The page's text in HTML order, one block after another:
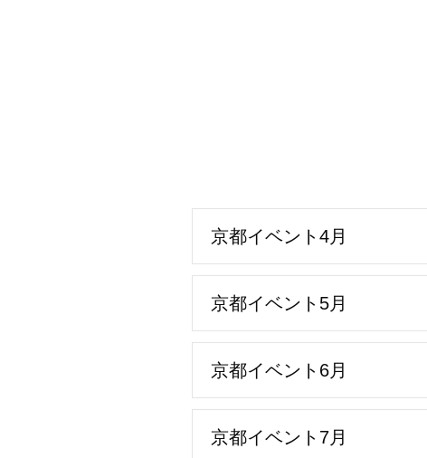
京都イベント4月
京都イベント5月
京都イベント6月
京都イベント7月